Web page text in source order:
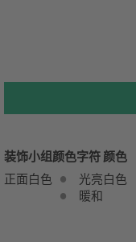
装饰小组
正面白色
颜色字符
光亮
暖和
颜色
白色